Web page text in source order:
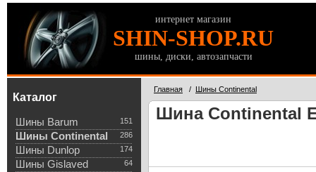
интернет магазин
SHIN-SHOP.RU
шины, диски, автозапчасти
Каталог
151
Шины Barum
286
Шины Continental
174
Шины Dunlop
64
Шины Gislaved
Главная / Шины Continental
Шина Continental